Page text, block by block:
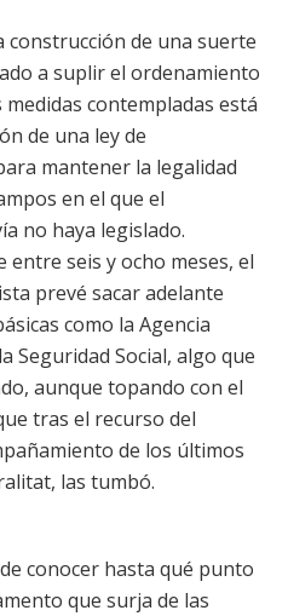
construcción de una suerte
a suplir el ordenamiento
contempladas está
de una ley de
mantener la legalidad
en el que el
no haya legislado.
seis y ocho meses, el
prevé sacar adelante
como la Agencia
Seguridad Social, algo que
aunque topando con el
tras el recurso del
de los últimos
las tumbó.
conocer hasta qué punto
que surja de las